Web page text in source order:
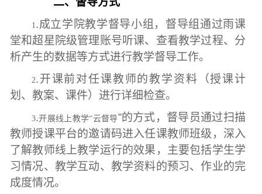
1 .成立学院教学督导小组，督导组通过雨课
堂和超星院级管理账号听课、查看教学过程、分
析产生的数据等方式进行教学督导工作。
2.开课前对任课教师的教学资料（授课计
划、教案、课件）进行详细检查。
3.开展线上教学“云督导”的方式，督导员通过扫描
教师授课平台的邀请码进入任课教师班级，深入
了解教师线上教学运行的效果，主要包括学生学
习情况、教学互动、教学资料的预习、作业的完
成度情况。